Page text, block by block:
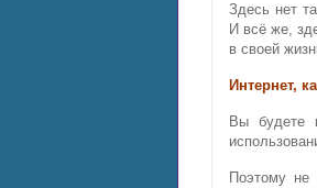
Здесь нет
И всё же,
в своей
Интернет,
Вы будете
Поэтому не